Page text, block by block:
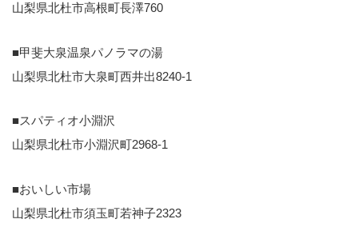
山梨県北杜市高根町長澤760
■甲斐大泉温泉パノラマの湯
山梨県北杜市大泉町西井出8240-1
■スパティオ小淵沢
山梨県北杜市小淵沢町2968-1
■おいしい市場
山梨県北杜市須玉町若神子2323